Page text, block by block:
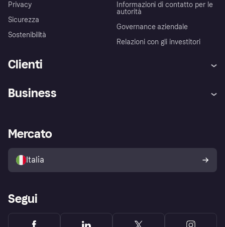
Privacy
Sicurezza
Sostenibilità
Informazioni di contatto per le
autorità
Governance aziendale
Relazioni con gli investitori
Clienti
Assistenza
Esplora i negozi
Politica di protezione
dell'acquirente Klarna
Business
Accesso aziende
Mercato
Italia
Segui